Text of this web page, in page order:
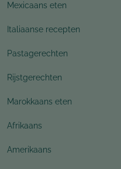
Mexicaans eten
Italiaanse recepten
Pastagerechten
Rijstgerechten
Marokkaans eten
Afrikaans
Amerikaans